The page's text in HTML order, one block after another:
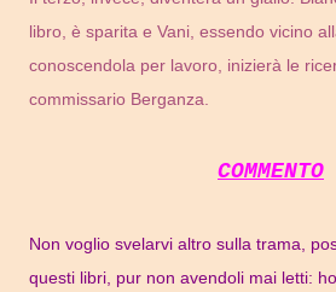
libro, è sparita e Vani, essendo vicino
conoscendola per lavoro, inizierà le
commissario Berganza.
COMMENTO
Non voglio svelarvi altro sulla trama,
questi libri, pur non avendoli mai letti: